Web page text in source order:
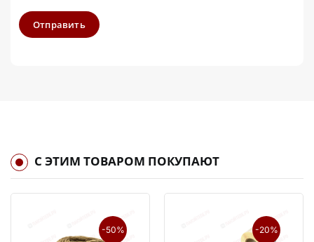
Отправить
С ЭТИМ ТОВАРОМ ПОКУПАЮТ
-50% -20%